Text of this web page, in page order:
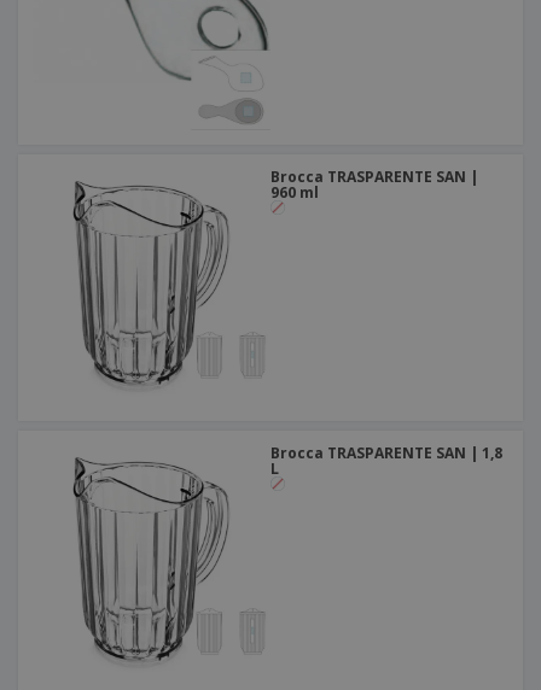
Brocca TRASPARENTE SAN |
960 ml
Brocca TRASPARENTE SAN | 1,8
L